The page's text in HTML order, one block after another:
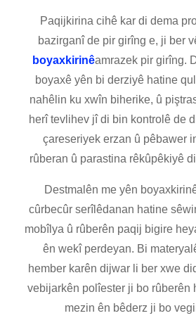
Paqijkirina cihê kar di dema
bazirganî de pir girîng e, ji ber
boyaxkirinêamrazek pir girîng.
boyaxê yên bi derziyê hatine
nahêlin ku xwîn biherike, û
herî tevlihev jî di bin kontrolê de
çareseriyek erzan û pêbawer
rûberan û parastina rêkûpêkiyê
Destmalên me yên
cûrbecûr serîlêdanan hatine
mobîlya û rûberên paqij bigire
ên wekî perdeyan. Bi
hember karên dijwar li ber xwe
vebijarkên polîester ji bo rûberên
mezin ên bêderz ji bo